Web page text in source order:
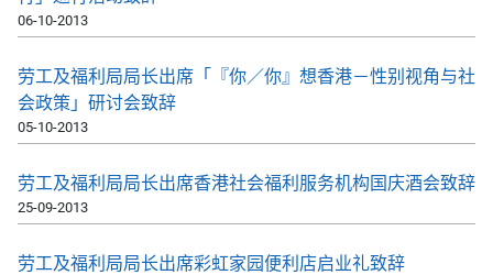
06-10-2013
劳工及福利局局长出席「『你／你』想香港－性别视角与社
会政策」研讨会致辞
05-10-2013
劳工及福利局局长出席香港社会福利服务机构国庆酒会致辞
25-09-2013
劳工及福利局局长出席彩虹家园便利店启业礼致辞